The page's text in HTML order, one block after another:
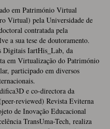
em Património Virtual
Virtual) pela Universidade de
contratada pela
a sua tese de doutoramento.
Digitais IartHis_Lab, da
em Virtualização do Património
participado em diversos
e co-directora da
reviewed) Revista Eviterna
de Inovação Educacional
TransUma-Tech, realiza